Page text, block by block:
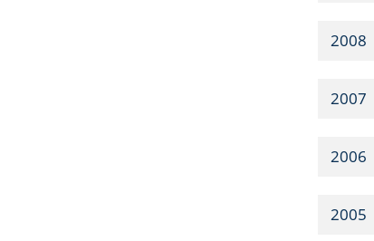
2008
2007
2006
2005